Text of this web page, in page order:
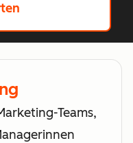
Teams,